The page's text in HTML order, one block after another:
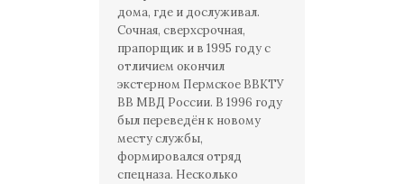
дома, где и дослуживал.
Сочная, сверхсрочная,
прапорщик и в 1995 году с
отличием окончил
экстерном Пермское ВВКТУ
ВВ МВД России. В 1996 году
был переведён к новому
месту службы,
формировался отряд
спецназа. Несколько